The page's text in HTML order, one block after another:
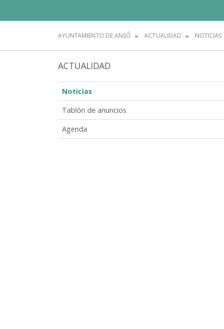
AYUNTAMIENTO DE ANSÓ ACTUALIDAD NOTICIAS
ACTUALIDAD
Noticias
Tablón de anuncios
Agenda